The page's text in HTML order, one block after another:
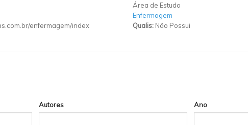
enfermagem/index
Área de Estudo
Enfermagem
Qualis: Não Possui
Autores Ano